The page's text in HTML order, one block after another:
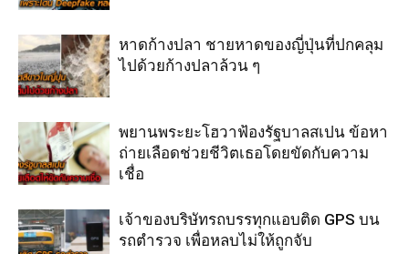
หาดก้างปลา ชายหาดของญี่ปุ่นที่ปกคลุม
ไปด้วยก้างปลาล้วน ๆ
พยานพระยะโฮวาฟ้องรัฐบาลสเปน ข้อหา
ถ่ายเลือดช่วยชีวิตเธอโดยขัดกับความ
เชื่อ
เจ้าของบริษัทรถบรรทุกแอบติด GPS บน
รถตำรวจ เพื่อหลบไม่ให้ถูกจับ